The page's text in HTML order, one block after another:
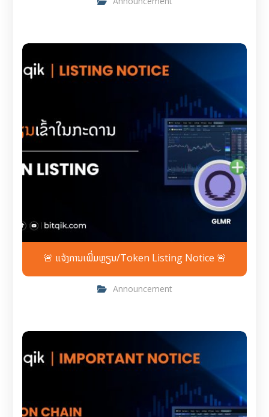
🚨 ແຈ້ງການເພີ່ມຫຼຽນ/Token Listing Notice 🚨
Announcement